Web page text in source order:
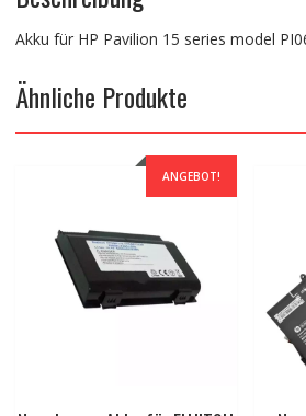
Akku für HP Pavilion 15 series model
Ähnliche Produkte
ANGEBOT!